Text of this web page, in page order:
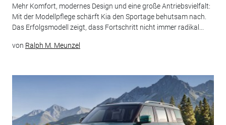
Mehr Komfort, modernes Design und eine große Antriebsvielfalt:
Mit der Modellpflege schärft Kia den Sportage behutsam nach.
Das Erfolgsmodell zeigt, dass Fortschritt nicht immer radikal...
von Ralph M. Meunzel